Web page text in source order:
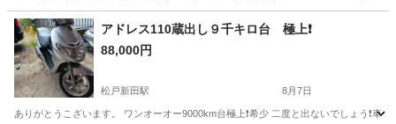
千葉 八街市 スズキ
アドレス110蔵出し９千キロ台 極上❗
88,000円
松戸新田駅 8月7日
ありがとうこざいます。 ワンオーオー9000km台極上❗希少 二度と出ないでしょう❗